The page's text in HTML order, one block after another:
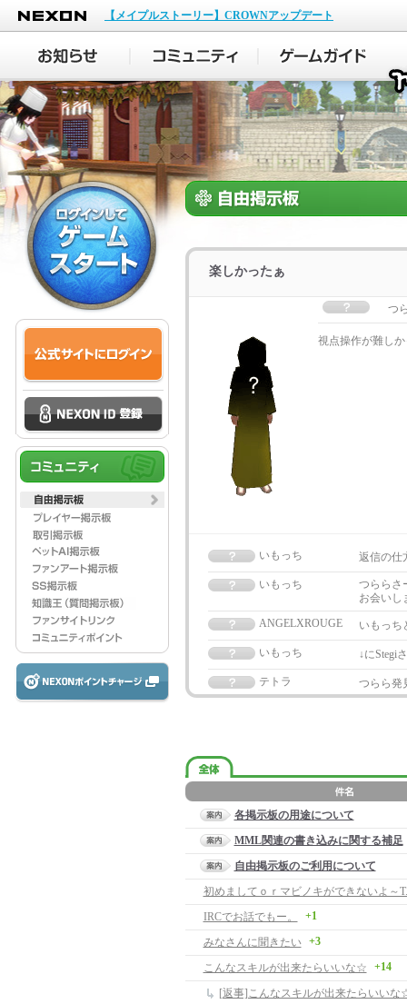
NEXON
【メイプルストーリー】CROWNアップデート
楽しかったぁ
つ
視点操作が難し
いもっち 返信の仕
いもっち
つららさ
お会いし
ANGELXROUGE
いもっち
いもっち ↓にStegi
テトラ つらら発
各掲示板の用途について
MML関連の書き込みに関する補足
自由掲示板のご利用について
初めましてｏｒマビノキができないよ～
IRCでお話でもー。
+1
みなさんに聞きたい +3
こんなスキルが出来たらいいな☆ +14
[返事]こんなスキルが出来たらいいな